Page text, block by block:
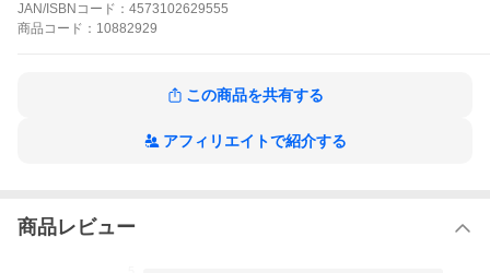
BANDAI バンダイ きょうかいせんき ふろすとふらわー ロボット
アニメ プラモデル プラスチックキット 組立キット 組み立てキッ
JAN/ISBNコード： 4573102629555
商品 コード： 10882929
この商品を共有する
アフィリエイトで紹介する
商品レビュー